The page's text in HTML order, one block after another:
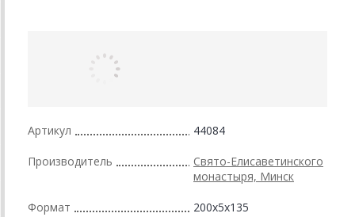
Артикул 44084
Производитель
Свято-Елисаветинского
монастыря, Минск
Формат 200x5x135